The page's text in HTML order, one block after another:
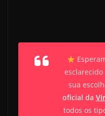
sua
oficial da
todos os